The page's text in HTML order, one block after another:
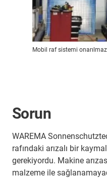
Mobil raf sistemi
Sorun
WAREMA
rafındaki arızalı bir
gerekiyordu. Makine
malzeme ile